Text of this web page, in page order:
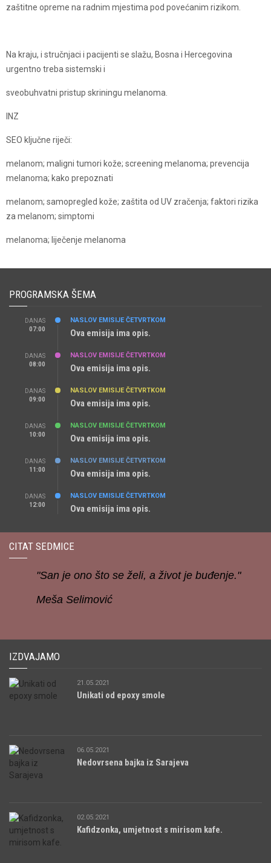
zaštitne opreme na radnim mjestima pod povećanim rizikom.
Na kraju, i stručnjaci i pacijenti se slažu, Bosna i Hercegovina
urgentno treba sistemski i
sveobuhvatni pristup skriningu melanoma.
INZ
SEO ključne riječi:
melanom; maligni tumori kože; screening melanoma; prevencija
melanoma; kako prepoznati
melanom; samopregled kože; zaštita od UV zračenja; faktori rizika
za melanom; simptomi
melanoma; liječenje melanoma
PROGRAMSKA ŠEMA
DANAS
07:00
NASLOV EMISIJE ČETVRTKOM
Ova emisija ima opis.
DANAS
08:00
NASLOV EMISIJE ČETVRTKOM
Ova emisija ima opis.
DANAS
09:00
NASLOV EMISIJE ČETVRTKOM
Ova emisija ima opis.
DANAS
10:00
NASLOV EMISIJE ČETVRTKOM
Ova emisija ima opis.
DANAS
11:00
NASLOV EMISIJE ČETVRTKOM
Ova emisija ima opis.
DANAS
12:00
NASLOV EMISIJE ČETVRTKOM
Ova emisija ima opis.
CITAT SEDMICE
"San je ono što se želi, a život je buđenje."
Meša Selimović
IZDVAJAMO
21.05.2021
Unikati od epoxy smole
06.05.2021
Nedovrsena bajka iz Sarajeva
02.05.2021
Kafidzonka, umjetnost s mirisom kafe.